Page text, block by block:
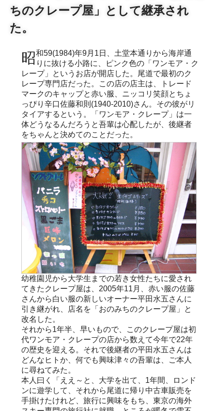
ちのクレープ屋」として継承され
た。
昭和59(1984)年9月1日、土堂本通りから海岸通 りに抜ける小路に、ピンク色の「ワンモア・ク
レープ」というお店が開店した。尾道で最初のク
レープ専門店だった。この店の店主は、トレード
マークのキャップと赤い服、ニッコリ笑顔とちょ
っぴり辛口佐藤和則(1940-2010)さん。その彼がリ
タイアするという。「ワンモア・クレープ」は一
体どうなるんだろうと吾輩は心配したが、後継者
をちゃんと決めてのことだった。
幼稚園児から大学生までの若き女性たちに愛され
てきたクレープ屋は、2005年11月、赤い服の佐藤
さんから白い服の新しいオーナー平田水五さんに
引き継がれ、店名を「おのみちのクレープ屋」と
改名した。
それから1年半、早いもので、このクレープ屋は初
代ワンモア・クレープの店から数えて今年で22年
の歴史を迎える。それで後継者の平田水五さんは
どんなヒトか、何でも興味津々の吾輩は、ご本人
に尋ねてみた。
本人曰く「ええ～と、大学を出て、1年間、ロンド
ンに遊学して、それから尾道に帰り中古車販売を
手掛けたけれど、旅行に興味をもち、東京の海外